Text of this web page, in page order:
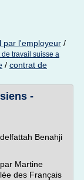
par l'employeur /
de travail suisse a
/ contrat de
-
Benahji
Martine
des Français